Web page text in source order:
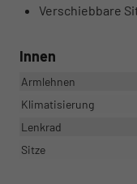
Verschiebbare
Innen
Armlehnen
Klimatisierung
Lenkrad
Sitze